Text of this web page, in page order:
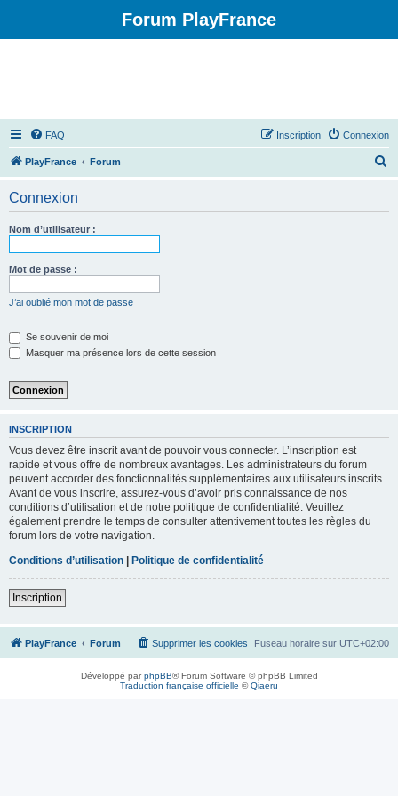
Forum PlayFrance
FAQ Connexion
Inscription
PlayFrance Forum
Connexion
Nom d’utilisateur :
Mot de passe :
J’ai oublié mon mot de passe
Se souvenir de moi
Masquer ma présence lors de cette session
INSCRIPTION
Vous devez être inscrit avant de pouvoir vous connecter. L’inscription est
rapide et vous offre de nombreux avantages. Les administrateurs du forum
peuvent accorder des fonctionnalités supplémentaires aux utilisateurs inscrits.
Avant de vous inscrire, assurez-vous d’avoir pris connaissance de nos
conditions d’utilisation et de notre politique de confidentialité. Veuillez
également prendre le temps de consulter attentivement toutes les règles du
forum lors de votre navigation.
Conditions d’utilisation | Politique de confidentialité
Inscription
PlayFrance Forum Fuseau horaire sur UTC+02:00
Supprimer les cookies
Développé parphpBB® Forum Software © phpBB Limited
Traduction française officielle ©Qiaeru